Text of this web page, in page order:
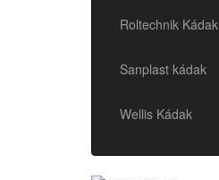
Roltechnik Kádak
Sanplast kádak
Wellis Kádak